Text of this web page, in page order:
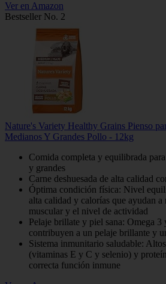
Ver en Amazon
Bestseller No. 2
Nature's Variety Healthy Grains Pienso
Medianos Y Grandes Pollo - 12kg
Comida completa y equilibrada
y grandes
Carne deshuesada de alta calidad
Óptima condición física: Nivel
alta calidad y calorías que ayudan a
muscular y el nivel de actividad
Pelaje brillate y piel sana: Omega
contribuyen a un pelaje brillante y
Sistema inmunitario saludable:
(vitaminas E y C y selenio) y
correcta función inmune